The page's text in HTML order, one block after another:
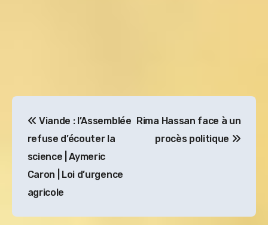
de
l’article
Viande : l’Assemblée
refuse d’écouter la
science | Aymeric
Caron | Loi d’urgence
agricole
Rima Hassan face à un
procès politique